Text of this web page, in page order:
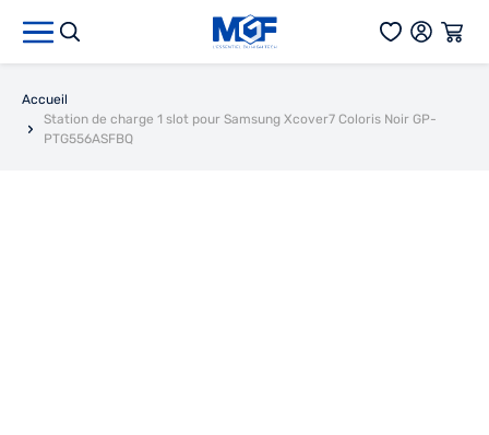
Accueil
Station de charge 1 slot pour Samsung Xcover7 Coloris Noir GP-
PTG556ASFBQ